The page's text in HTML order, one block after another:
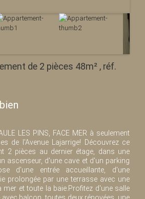
de 2 pièces 48m² , réf.
LES PINS, FACE MER à seulement
de l'Avenue Lajarrige! Découvrez ce
2 pièces au dernier étage, dans une
ascenseur, d'une cave et d'un parking
d'une entrée accueillante, d'une
prolongée par une terrasse avec une
mer et toute la baie.Profitez d'une salle